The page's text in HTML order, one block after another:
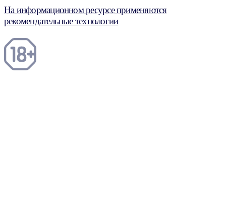
На информационном ресурсе применяются
рекомендательные технологии